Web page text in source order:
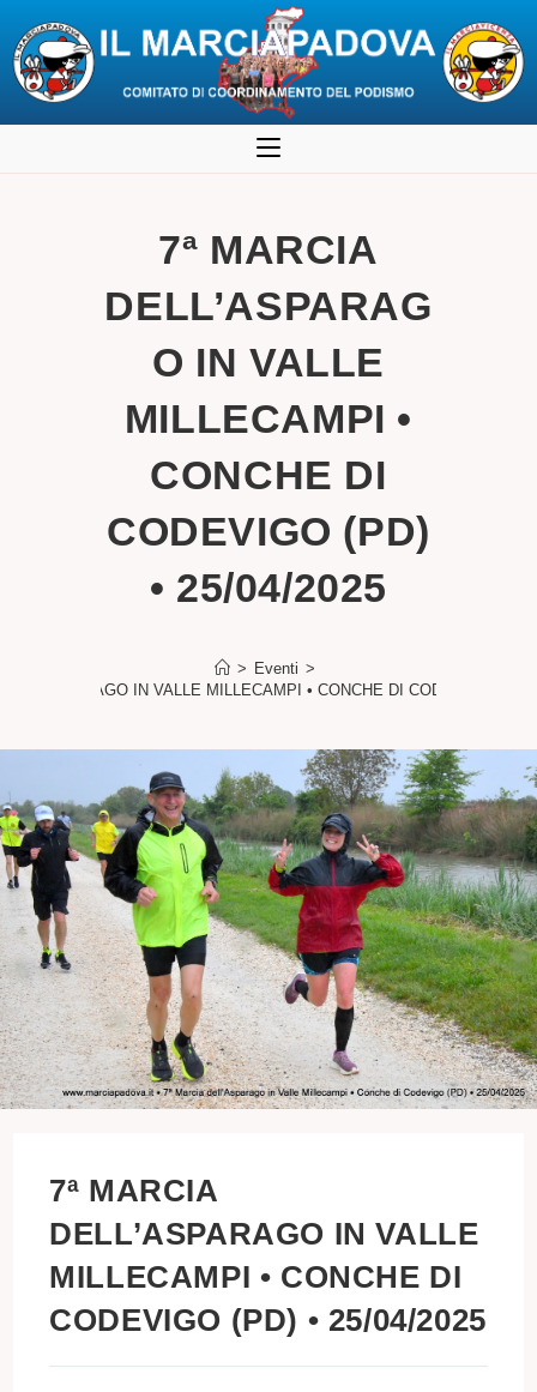
al
7ª MARCIA
DELL’ASPARAG
O IN VALLE
MILLECAMPI •
CONCHE DI
CODEVIGO (PD)
• 25/04/2025
> Eventi >
IN VALLE MILLECAMPI • CONCHE DI CODEVIGO (PD)
7ª MARCIA
DELL’ASPARAGO IN VALLE
MILLECAMPI • CONCHE DI
CODEVIGO (PD) • 25/04/2025